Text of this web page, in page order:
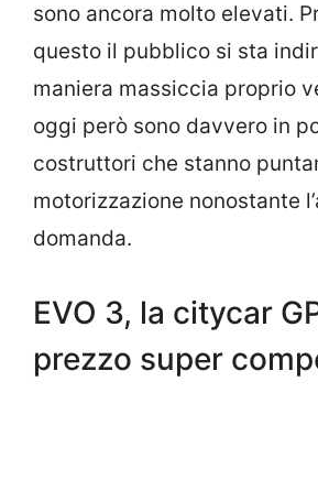
sono ancora molto elevati.
questo il pubblico si sta
maniera massiccia proprio
oggi però sono davvero in
costruttori che stanno
motorizzazione nonostante
domanda.
EVO 3, la citycar
prezzo super